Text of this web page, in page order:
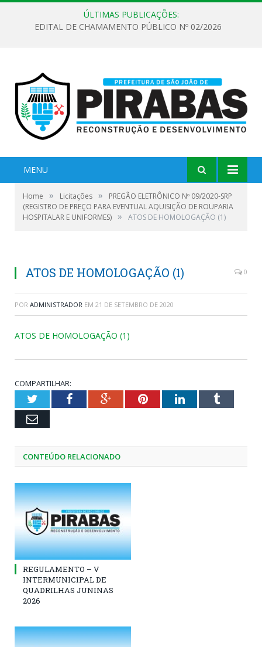
ÚLTIMAS PUBLICAÇÕES:
EDITAL DE CHAMAMENTO PÚBLICO Nº 02/2026
MENU
Home » Licitações »
PREGÃO ELETRÔNICO Nº 09/2020-SRP
(REGISTRO DE PREÇO PARA EVENTUAL AQUISIÇÃO DE ROUPARIA
HOSPITALAR E UNIFORMES) » ATOS DE HOMOLOGAÇÃO (1)
ATOS DE HOMOLOGAÇÃO (1) 0
POR ADMINISTRADOR EM 21 DE SETEMBRO DE 2020
ATOS DE HOMOLOGAÇÃO (1)
COMPARTILHAR:
TwitterFacebookGoogle+PinterestLinkedInTumblr
Email
CONTEÚDO RELACIONADO
REGULAMENTO – V
INTERMUNICIPAL DE
QUADRILHAS JUNINAS
2026